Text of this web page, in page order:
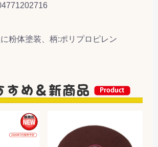
粉体塗装、柄:ポリプロピレン